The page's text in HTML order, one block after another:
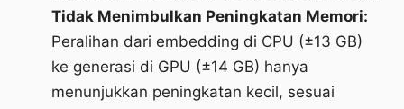
Tidak Menimbulkan Peningkatan Memori:
Peralihan dari embedding di CPU (±13 GB)
ke generasi di GPU (±14 GB) hanya
menunjukkan peningkatan kecil, sesuai